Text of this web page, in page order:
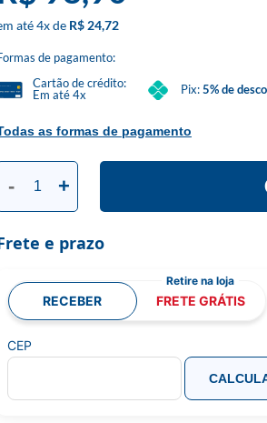
4x R$ 24,72
de pagamento:
as formas de pagamento
Cartão de crédito:
Em até 4x
Pix:5% de
- +
e prazo
RECEBER FRETE GRÁTIS
CEP